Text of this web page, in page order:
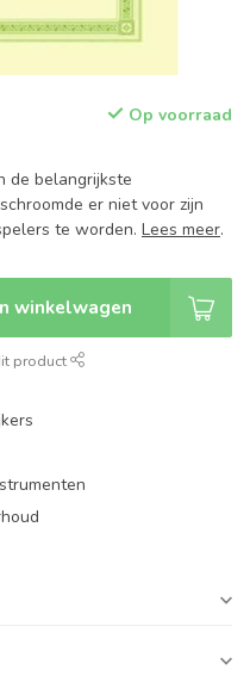
Op voorraad
de belangrijkste
er niet voor zijn
te worden. Lees meer.
winkelwagen
product